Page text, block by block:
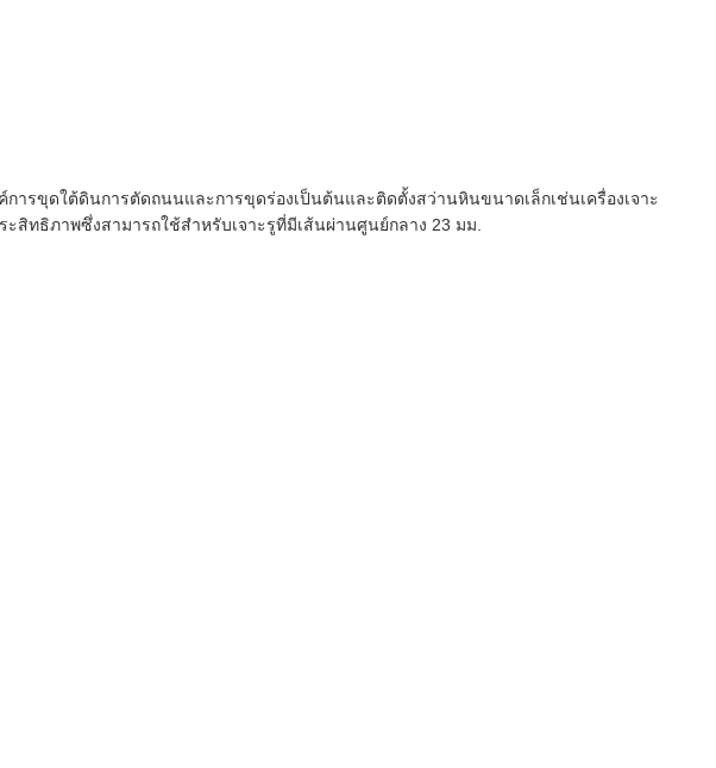
ารขุดใต้ดินการตัดถนนและการขุดร่องเป็นต้นและติดตั้งสว่านหินขนาดเล็กเช่นเครื่องเจาะ
สิทธิภาพซึ่งสามารถใช้สำหรับเจาะรูที่มีเส้นผ่านศูนย์กลาง 23 มม.